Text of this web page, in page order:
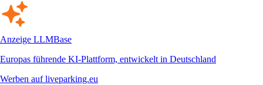
Anzeige LLMBase
Europas führende KI-Plattform, entwickelt in Deutschland
Werben auf liveparking.eu